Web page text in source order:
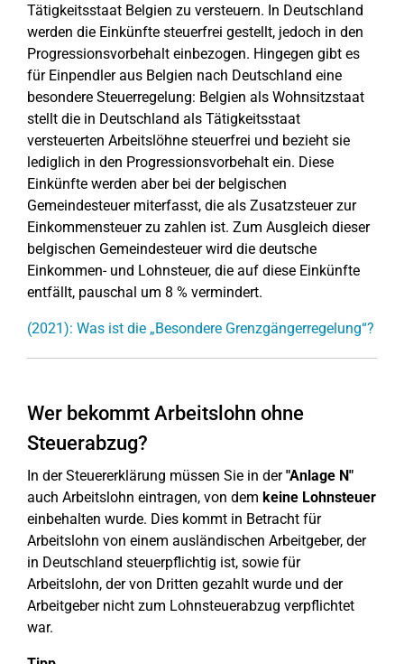
Tätigkeitsstaat Belgien zu versteuern. In Deutschland
werden die Einkünfte steuerfrei gestellt, jedoch in den
Progressionsvorbehalt einbezogen. Hingegen gibt es
für Einpendler aus Belgien nach Deutschland eine
besondere Steuerregelung: Belgien als Wohnsitzstaat
stellt die in Deutschland als Tätigkeitsstaat
versteuerten Arbeitslöhne steuerfrei und bezieht sie
lediglich in den Progressionsvorbehalt ein. Diese
Einkünfte werden aber bei der belgischen
Gemeindesteuer miterfasst, die als Zusatzsteuer zur
Einkommensteuer zu zahlen ist. Zum Ausgleich dieser
belgischen Gemeindesteuer wird die deutsche
Einkommen- und Lohnsteuer, die auf diese Einkünfte
entfällt, pauschal um 8 % vermindert.
(2021): Was ist die „Besondere Grenzgängerregelung“?
Wer bekommt Arbeitslohn ohne
Steuerabzug?
In der Steuererklärung müssen Sie in der"Anlage N"
auch Arbeitslohn eintragen, von dem keine Lohnsteuer
einbehalten wurde. Dies kommt in Betracht für
Arbeitslohn von einem ausländischen Arbeitgeber, der
in Deutschland steuerpflichtig ist, sowie für
Arbeitslohn, der von Dritten gezahlt wurde und der
Arbeitgeber nicht zum Lohnsteuerabzug verpflichtet
war.